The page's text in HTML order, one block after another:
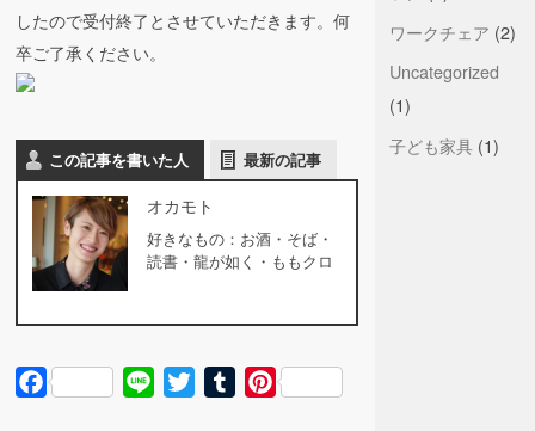
したので受付終了とさせていただきます。何
卒ご了承ください。
この記事を書いた人 最新の記事
オカモト
好きなもの：お酒・そば・
読書・龍が如く・ももクロ
Facebook Line TwitterTumblrPinterest
ワークチェア (2)
Uncategorized
(1)
子ども家具(1)